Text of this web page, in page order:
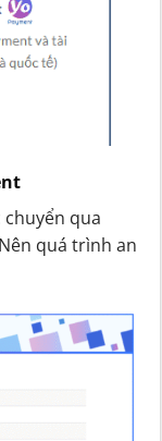
chuyển qua
quá trình an